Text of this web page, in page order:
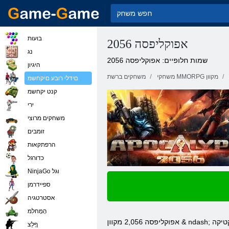
אפוקליפסה 2056
שמות חלופיים: אפוקליפסה 2056
משחקים ברשת משחקי MMORPG מקוון
אפוקליפסה 2,056 מקוון & ndash; משחק אסטרטגיה חופשי המבוססת על תורות. 2,056, כדור הארץ תפסה אסון לאסון יום הדין, האנשים ימותו, חום חזק אינו חוסך אף אחד. אנטארקטיקה &
בועות
נג
היגיון
םידלי רובע םיקחשמ
קנט יקחשמ
ירי
משחקים מרוצי
זומבים
הרפתקאות
כדורגל
NinjaGo וגל
ספיידרמן
אסטרטגיה
הָמָחלִמ
ףָלַצ